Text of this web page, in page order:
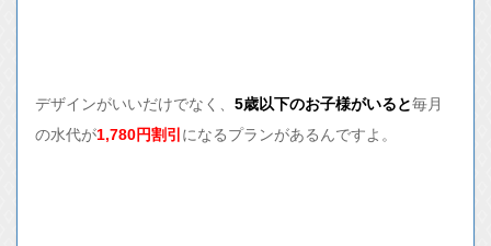
デザインがいいだけでなく、 5歳以下のお子様がいると毎月
の水代が1,780円割引 になるプランがあるんですよ。